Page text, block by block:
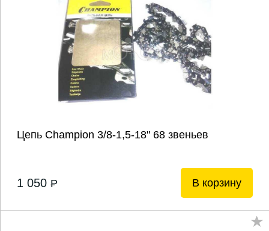
Цепь Champion 3/8-1,5-18" 68 звеньев
1 050 P В корзину